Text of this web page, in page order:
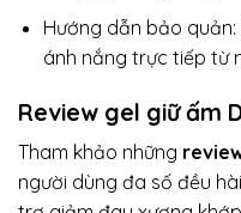
Hướng dẫn bảo
ánh nắng trực tiếp từ
Review gel giữ ấm
Tham khảo những
người dùng đa số đều